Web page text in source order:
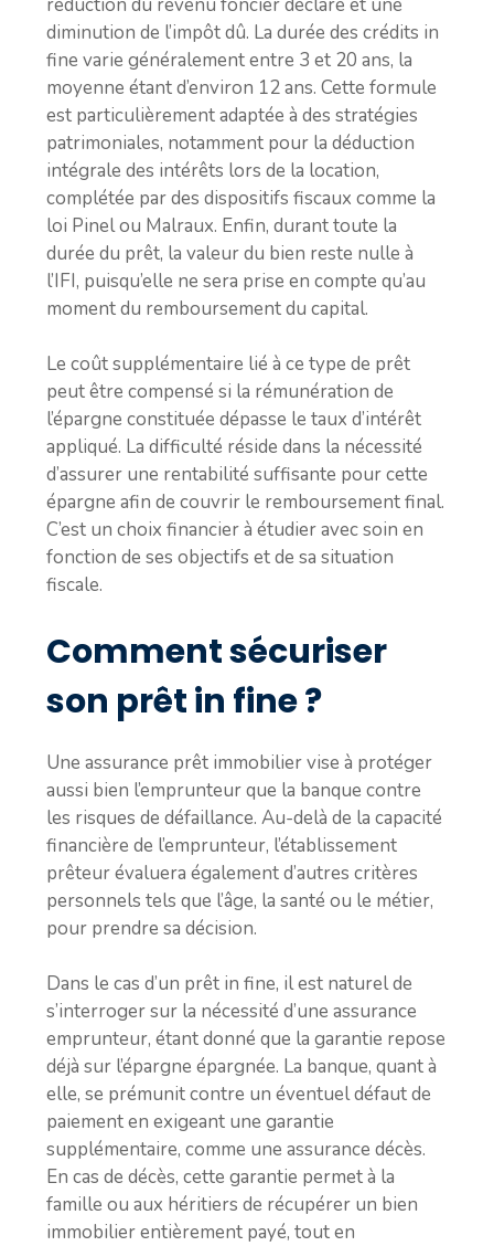
diminution de l’impôt dû. La durée des crédits in
fine varie généralement entre 3 et 20 ans, la
moyenne étant d’environ 12 ans. Cette formule
est particulièrement adaptée à des stratégies
patrimoniales, notamment pour la déduction
intégrale des intérêts lors de la location,
complétée par des dispositifs fiscaux comme la
loi Pinel ou Malraux. Enfin, durant toute la
durée du prêt, la valeur du bien reste nulle à
l’IFI, puisqu’elle ne sera prise en compte qu’au
moment du remboursement du capital.
Le coût supplémentaire lié à ce type de prêt
peut être compensé si la rémunération de
l’épargne constituée dépasse le taux d’intérêt
appliqué. La difficulté réside dans la nécessité
d’assurer une rentabilité suffisante pour cette
épargne afin de couvrir le remboursement final.
C’est un choix financier à étudier avec soin en
fonction de ses objectifs et de sa situation
fiscale.
Comment sécuriser
son prêt in fine ?
Une assurance prêt immobilier vise à protéger
aussi bien l’emprunteur que la banque contre
les risques de défaillance. Au-delà de la capacité
financière de l’emprunteur, l’établissement
prêteur évaluera également d’autres critères
personnels tels que l’âge, la santé ou le métier,
pour prendre sa décision.
Dans le cas d’un prêt in fine, il est naturel de
s’interroger sur la nécessité d’une assurance
emprunteur, étant donné que la garantie repose
déjà sur l’épargne épargnée. La banque, quant à
elle, se prémunit contre un éventuel défaut de
paiement en exigeant une garantie
supplémentaire, comme une assurance décès.
En cas de décès, cette garantie permet à la
famille ou aux héritiers de récupérer un bien
immobilier entièrement payé, tout en